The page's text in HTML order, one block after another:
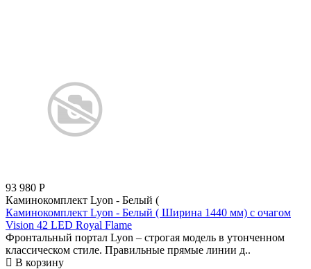
93 980 Р
Каминокомплект Lyon - Белый (
Каминокомплект Lyon - Белый ( Ширина 1440 мм) с очагом
Vision 42 LED Royal Flame
Фронтальный портал Lyon – строгая модель в утонченном
классическом стиле. Правильные прямые линии д..
В корзину